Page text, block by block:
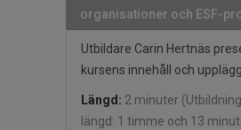
organisationer och ESF-
Utbildare Carin Hertnäs
kursens innehåll och upplägg.
Längd: 2 minuter
längd: 1 timme och 13